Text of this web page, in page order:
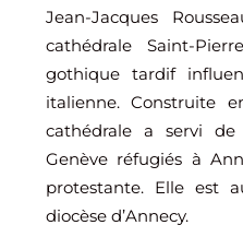
Jean-Jacques
cathédrale Saint-
gothique tardif
italienne. Construite
cathédrale a servi
Genève réfugiés à
protestante. Elle est
diocèse d’Annecy.